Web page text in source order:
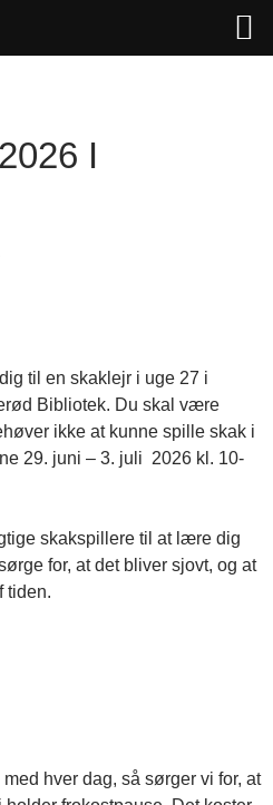
I
til en skaklejr i uge 27 i
Bibliotek. Du skal være
ikke at kunne spille skak i
29. juni – 3. juli 2026 kl. 10-
skakspillere til at lære dig
for, at det bliver sjovt, og at
tiden.
hver dag, så sørger vi for, at